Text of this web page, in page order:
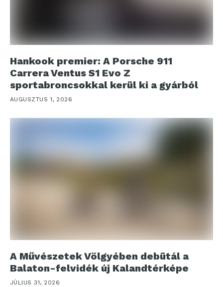
Hankook premier: A Porsche 911
Carrera Ventus S1 Evo Z
sportabroncsokkal kerül ki a gyárból
AUGUSZTUS 1, 2026
A Művészetek Völgyében debütál a
Balaton-felvidék új Kalandtérképe
JÚLIUS 31, 2026